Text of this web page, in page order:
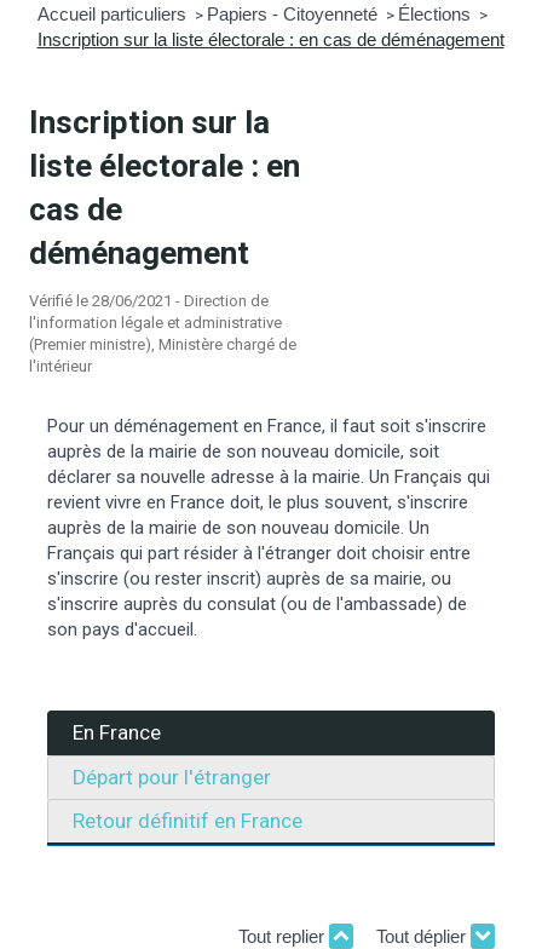
municipaux
sur la commune
d’urbanisme
Association
à la commune
Accueil particuliers > Papiers - Citoyenneté > Élections >
Inscription sur la liste électorale : en cas de déménagement
Inscription sur la
liste électorale : en
cas de
déménagement
Vérifié le 28/06/2021 - Direction de
l'information légale et administrative
(Premier ministre), Ministère chargé de
l'intérieur
Pour un déménagement en France, il faut soit s'inscrire
auprès de la mairie de son nouveau domicile, soit
déclarer sa nouvelle adresse à la mairie. Un Français qui
revient vivre en France doit, le plus souvent, s'inscrire
auprès de la mairie de son nouveau domicile. Un
Français qui part résider à l'étranger doit choisir entre
s'inscrire (ou rester inscrit) auprès de sa mairie, ou
s'inscrire auprès du consulat (ou de l'ambassade) de
son pays d'accueil.
En France
Départ pour l'étranger
Retour définitif en France
Tout replier Tout déplier